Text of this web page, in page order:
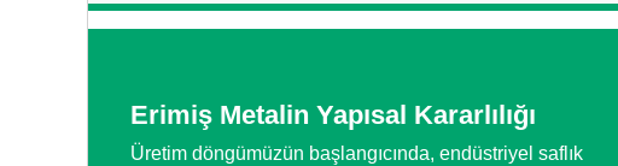
Erimiş Metalin Yapısal Kararlılığı
Üretim döngümüzün başlangıcında, endüstriyel saflık